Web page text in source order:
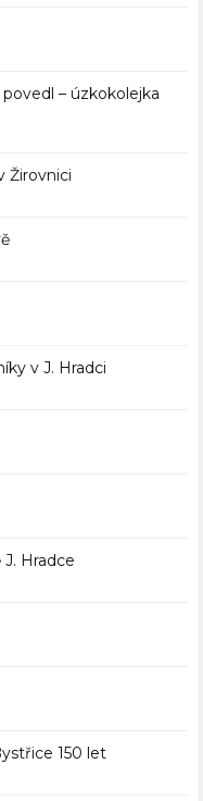
– úzkokolejka
Žirovnici
v J. Hradci
Hradce
150 let